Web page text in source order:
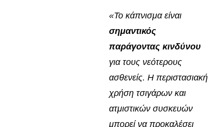
«Το κάπνισμα είναι
σημαντικός
παράγοντας κινδύνου
για τους νεότερους
ασθενείς. Η περιστασιακή
χρήση τσιγάρων και
ατμιστικών συσκευών
μπορεί να προκαλέσει